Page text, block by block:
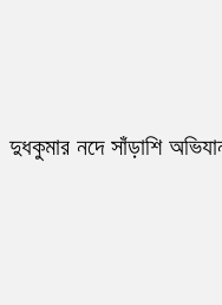
দুধকুমার নদে সাঁড়াশি